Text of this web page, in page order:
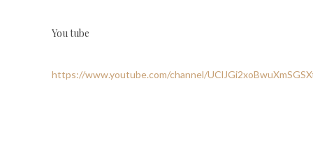
You tube
https://www.youtube.com/channel/